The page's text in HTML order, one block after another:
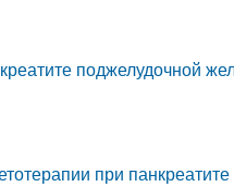
поджелудочной
при панкреатите